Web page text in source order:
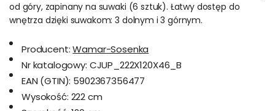
od góry, zapinany na suwaki (6 sztuk). Łatwy dostęp do
wnętrza dzięki suwakom: 3 dolnym i 3 górnym.
Producent: Wamar-Sosenka
Nr katalogowy: CJUP_222X120X46_B
EAN (GTIN): 5902367356477
Wysokość: 222 cm